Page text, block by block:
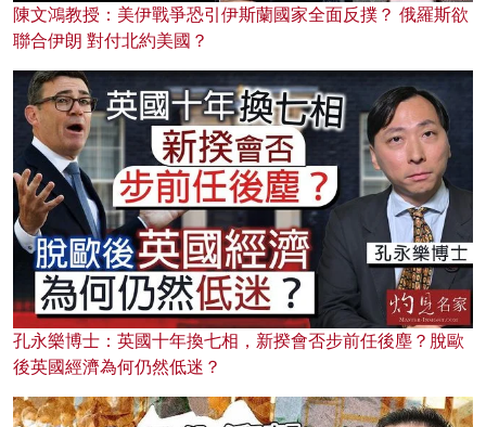
陳文鴻教授：美伊戰爭恐引伊斯蘭國家全面反撲？ 俄羅斯欲
聯合伊朗 對付北約美國？
孔永樂博士：英國十年換七相，新揆會否步前任後塵？脫歐
後英國經濟為何仍然低迷？